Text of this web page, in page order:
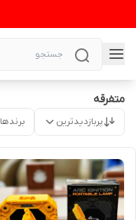
متفرقه
پربازدیدترین برندها